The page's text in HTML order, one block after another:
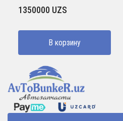
1350000 UZS
В корзину